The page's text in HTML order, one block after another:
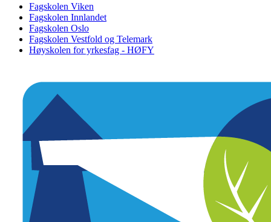
Fagskolen Viken
Fagskolen Innlandet
Fagskolen Oslo
Fagskolen Vestfold og Telemark
Høyskolen for yrkesfag - HØFY